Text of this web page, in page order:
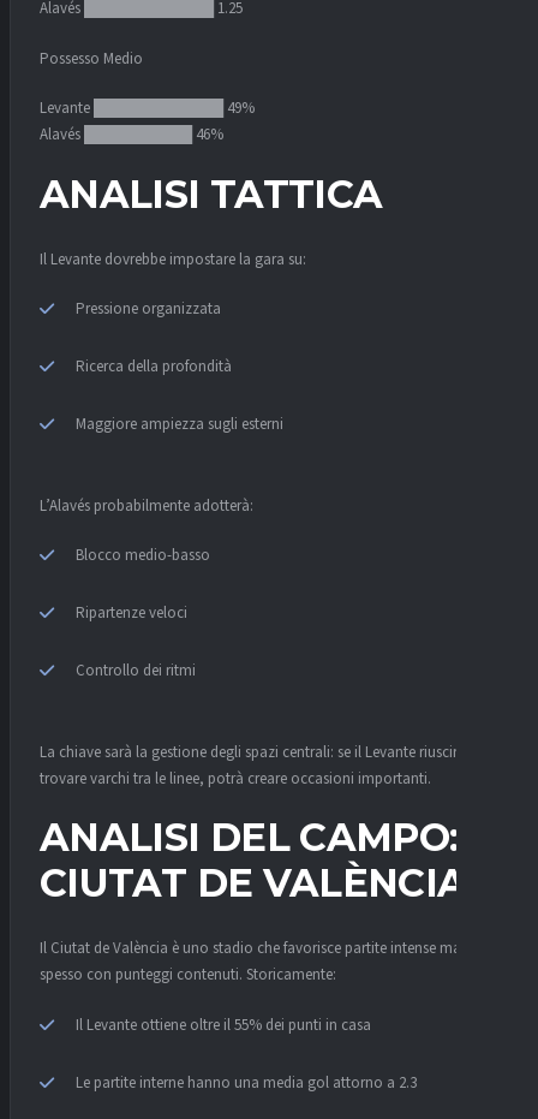
Alavés ████████████ 1.25
Possesso Medio
Levante ████████████ 49%
Alavés ██████████ 46%
ANALISI TATTICA
Il Levante dovrebbe impostare la gara su:
Pressione organizzata
Ricerca della profondità
Maggiore ampiezza sugli esterni
L’Alavés probabilmente adotterà:
Blocco medio-basso
Ripartenze veloci
Controllo dei ritmi
La chiave sarà la gestione degli spazi centrali: se il Levante riuscirà a
trovare varchi tra le linee, potrà creare occasioni importanti.
ANALISI DEL CAMPO:
CIUTAT DE VALÈNCIA
Il Ciutat de València è uno stadio che favorisce partite intense ma
spesso con punteggi contenuti. Storicamente:
Il Levante ottiene oltre il 55% dei punti in casa
Le partite interne hanno una media gol attorno a 2.3